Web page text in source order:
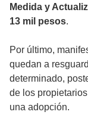
Medida y
13 mil pesos.
Por último,
quedan a
determinado,
de los
una adopción.